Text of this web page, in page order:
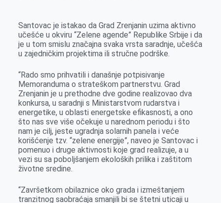
Santovac je istakao da Grad Zrenjanin uzima aktivno
učešće u okviru “Zelene agende” Republike Srbije i da
je u tom smislu značajna svaka vrsta saradnje, učešća
u zajedničkim projektima ili stručne podrške.
“Rado smo prihvatili i današnje potpisivanje
Memoranduma o strateškom partnerstvu. Grad
Zrenjanin je u prethodne dve godine realizovao dva
konkursa, u saradnji s Ministarstvom rudarstva i
energetike, u oblasti energetske efikasnosti, a ono
što nas sve više očekuje u narednom periodu i što
nam je cilj, jeste ugradnja solarnih panela i veće
korišćenje tzv. “zelene energije”, naveo je Santovac i
pomenuo i druge aktivnosti koje grad realizuje, a u
vezi su sa poboljšanjem ekoloških prilika i zaštitom
životne sredine.
“Završetkom obilaznice oko grada i izmeštanjem
tranzitnog saobraćaja smanjili bi se štetni uticaji u